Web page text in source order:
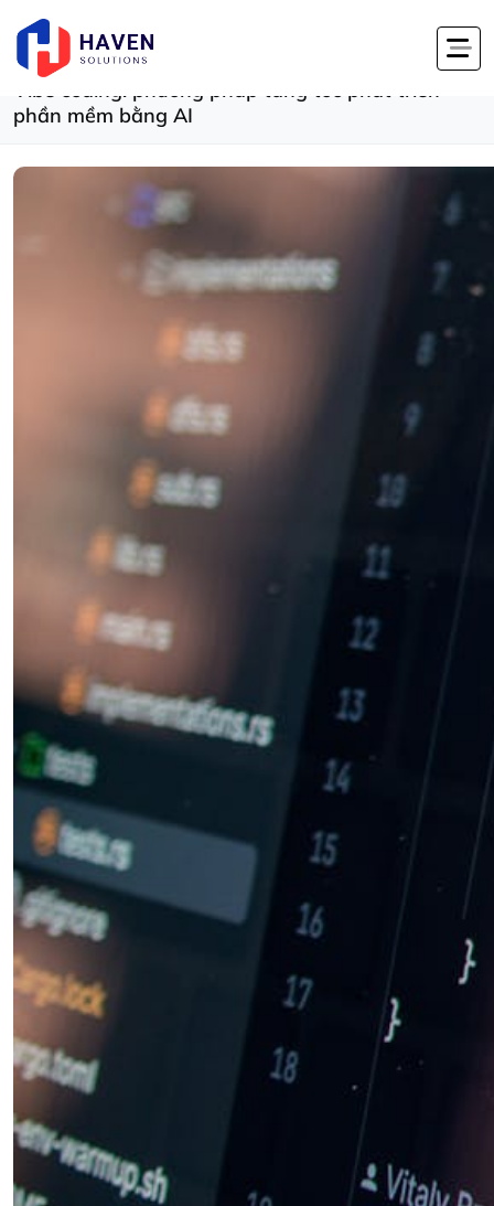
Trang chủ
Vibe coding: phương pháp tăng tốc phát t...
Vibe coding: phương pháp tăng tốc phát triển
phần mềm bằng AI